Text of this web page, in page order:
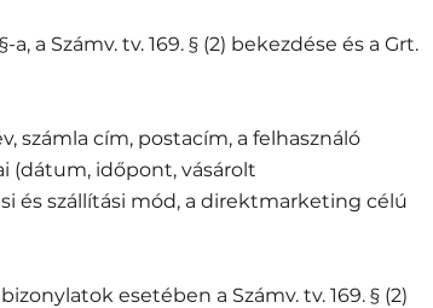
a Számv. tv. 169. § (2) bekezdése és a Grt.
számla cím, postacím, a felhasználó
(dátum, időpont, vásárolt
és szállítási mód, a direktmarketing célú
esetében a Számv. tv. 169. § (2)